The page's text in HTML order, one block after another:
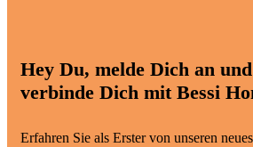
Hey Du, melde Dich an und
verbinde Dich mit Bessi
Erfahren Sie als Erster von unseren